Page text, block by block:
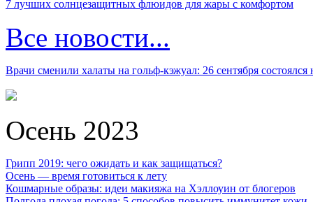
7 лучших солнцезащитных флюидов для жары с комфортом
Все новости...
Врачи сменили халаты на гольф-кэжуал: 26 сентября
Осень 2023
Грипп 2019: чего ожидать и как защищаться?
Осень — время готовиться к лету
Кошмарные образы: идеи макияжа на Хэллоуин от блогеров